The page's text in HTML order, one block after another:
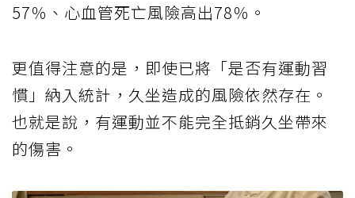
57％、心血管死亡風險高出78％。
更值得注意的是，即使已將「是否有運動習
慣」納入統計，久坐造成的風險依然存在。
也就是說，有運動並不能完全抵銷久坐帶來
的傷害。